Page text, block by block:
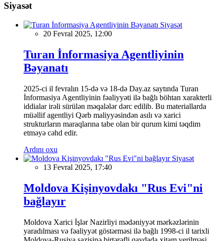
Siyasət
Siyasət
20 Fevral 2025, 12:00
Turan İnformasiya Agentliyinin
Bəyanatı
2025-ci il fevralın 15-də və 18-də Day.az saytında Turan
İnformasiya Agentliyinin fəaliyyəti ilə bağlı böhtan xarakterli
iddialar irəli sürülən məqalələr dərc edilib. Bu materiallarda
müəllif agentliyi Qərb maliyyəsindən asılı və xarici
strukturların maraqlarına tabe olan bir qurum kimi təqdim
etməyə cəhd edir.
Ardını oxu
Siyasət
13 Fevral 2025, 17:40
Moldova Kişinyovdakı "Rus Evi"ni
bağlayır
Moldova Xarici İşlər Nazirliyi mədəniyyət mərkəzlərinin
yaradılması və fəaliyyət göstərməsi ilə bağlı 1998-ci il tarixli